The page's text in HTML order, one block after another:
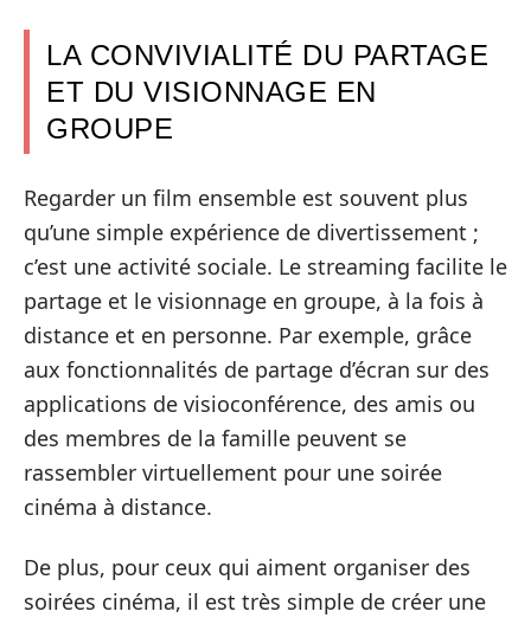
LA CONVIVIALITÉ DU PARTAGE
ET DU VISIONNAGE EN
GROUPE
Regarder un film ensemble est souvent plus
qu’une simple expérience de divertissement ;
c’est une activité sociale. Le streaming facilite le
partage et le visionnage en groupe, à la fois à
distance et en personne. Par exemple, grâce
aux fonctionnalités de partage d’écran sur des
applications de visioconférence, des amis ou
des membres de la famille peuvent se
rassembler virtuellement pour une soirée
cinéma à distance.
De plus, pour ceux qui aiment organiser des
soirées cinéma, il est très simple de créer une